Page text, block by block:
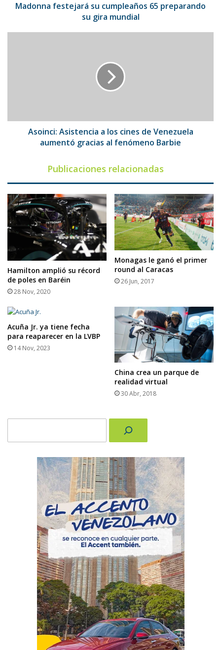
Madonna festejará su cumpleaños 65 preparando
su gira mundial
gracias
Asoinci: Asistencia a los cines de Venezuela
aumentó gracias al fenómeno Barbie
Publicaciones relacionadas
Hamilton amplió su récord
de poles en Baréin
28 Nov, 2020
Monagas le ganó el primer
round al Caracas
26 Jun, 2017
Acuña Jr. ya tiene fecha
para reaparecer en la LVBP
14 Nov, 2023
China crea un parque de
realidad virtual
30 Abr, 2018